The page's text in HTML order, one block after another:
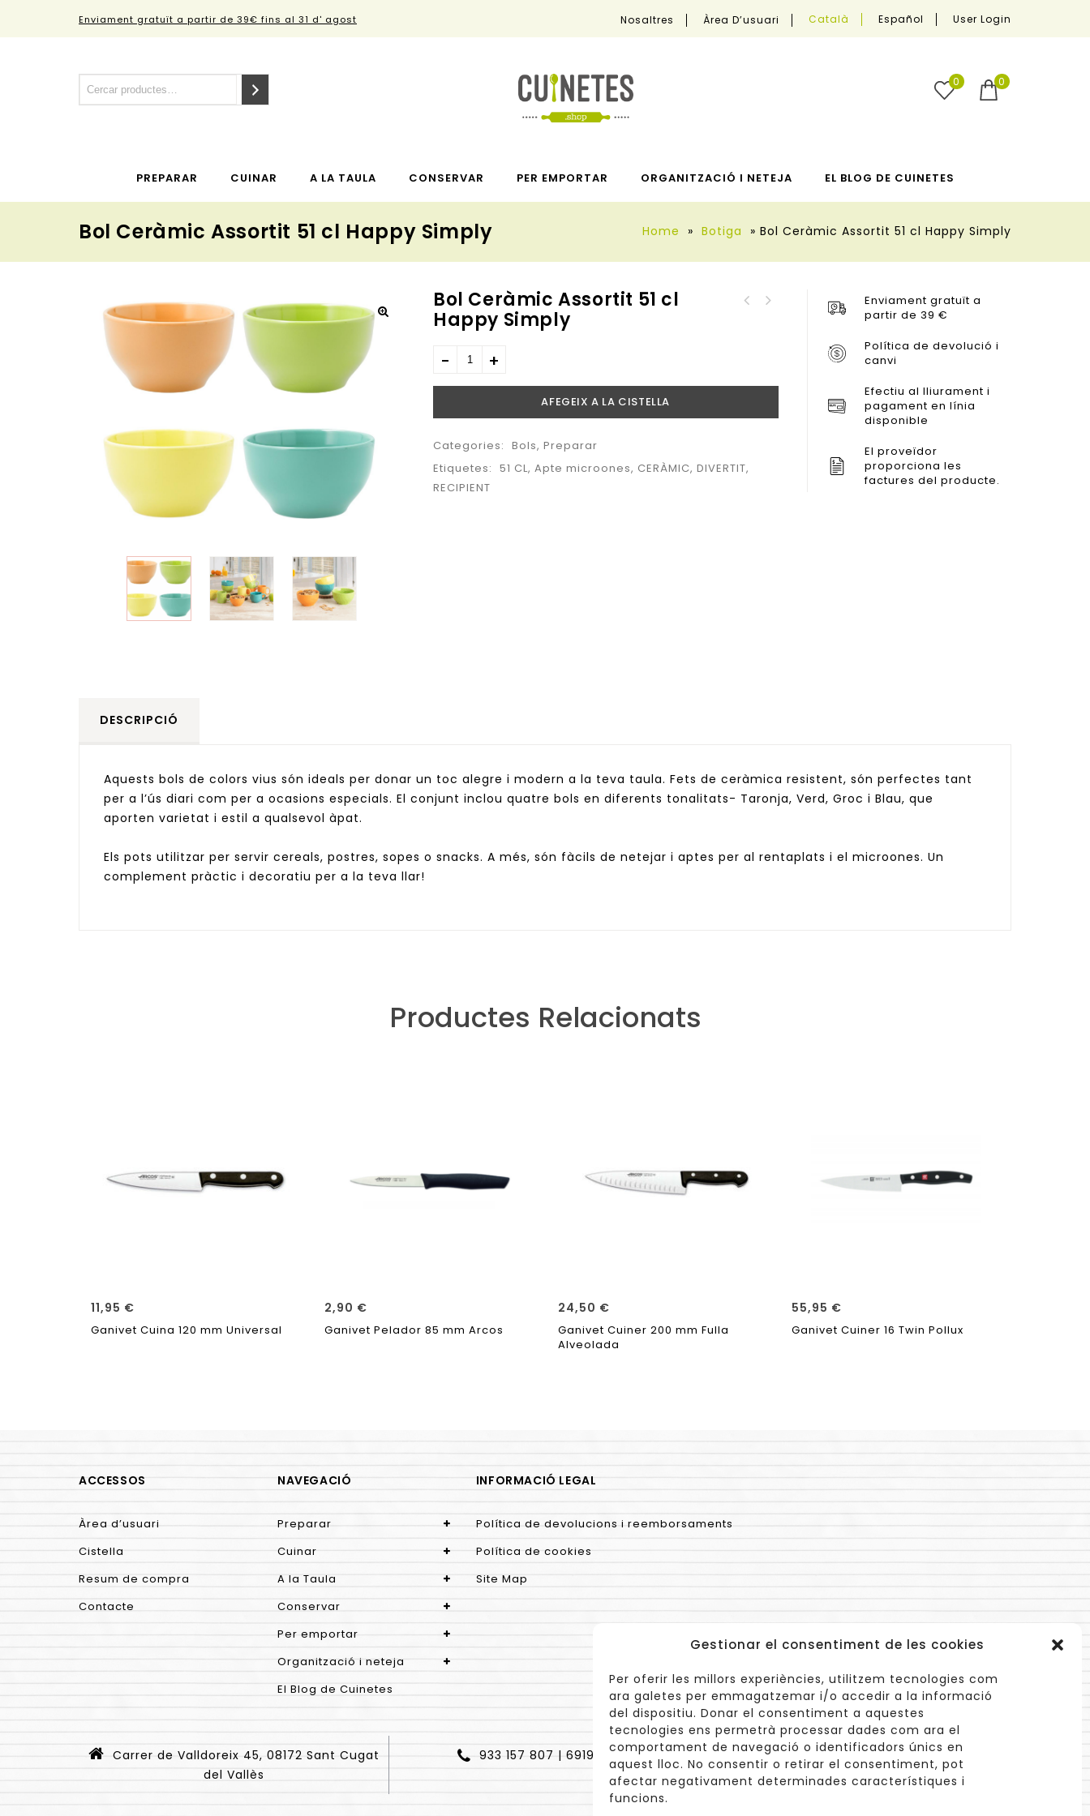
Gestionar el consentiment de les cookies
Per oferir les millors experiències, utilitzem tecnologies com
ara galetes per emmagatzemar i/o accedir a la informació
del dispositiu. Donar el consentiment a aquestes
tecnologies ens permetrà processar dades com ara el
comportament de navegació o identificadors únics en
aquest lloc. No consentir o retirar el consentiment, pot
afectar negativament determinades característiques i
funcions.
Enviament gratuït a partir de 39€ fins al 31 d' agost Nosaltres Àrea D’usuari Català Español User Login
0
0
PREPARAR CUINAR A LA TAULA CONSERVAR PER EMPORTAR ORGANITZACIÓ I NETEJA EL BLOG DE CUINETES
Bol Ceràmic Assortit 51 cl Happy Simply Home » Botiga » Bol Ceràmic Assortit 51 cl Happy Simply
Bol Ceràmic Assortit 51 cl
Happy Simply
3,90
AFEGEIX A LA CISTELLA
Categories: Bols, Preparar
Etiquetes: 51 CL, Apte microones, CERÀMIC, DIVERTIT,
RECIPIENT
Enviament gratuït a
partir de 39 €
Política de devolució i
canvi
Efectiu al lliurament i
pagament en línia
disponible
El proveïdor
proporciona les
factures del producte.
DESCRIPCIÓ
Aquests bols de colors vius són ideals per donar un toc alegre i modern a la teva taula. Fets de ceràmica resistent, són perfectes tant
per a l’ús diari com per a ocasions especials. El conjunt inclou quatre bols en diferents tonalitats- Taronja, Verd, Groc i Blau, que
aporten varietat i estil a qualsevol àpat.
Els pots utilitzar per servir cereals, postres, sopes o snacks. A més, són fàcils de netejar i aptes per al rentaplats i el microones. Un
complement pràctic i decoratiu per a la teva llar!
Productes Relacionats
11,95 €
Ganivet Cuina 120 mm Universal
2,90 €
Ganivet Pelador 85 mm Arcos
24,50 €
Ganivet Cuiner 200 mm Fulla
Alveolada
55,95 €
Ganivet Cuiner 16 Twin Pollux
ACCESSOS
Àrea d’usuari
Cistella
Resum de compra
Contacte
NAVEGACIÓ
Preparar
Cuinar
A la Taula
Conservar
Per emportar
Organització i neteja
El Blog de Cuinetes
INFORMACIÓ LEGAL
Política de devolucions i reemborsaments
Política de cookies
Site Map
Carrer de Valldoreix 45, 08172 Sant Cugat
del Vallès
933 157 807 | 691967537 info@cuinetes.shop